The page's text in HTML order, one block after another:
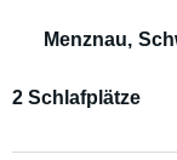
Menznau,
2 Schlafplätze